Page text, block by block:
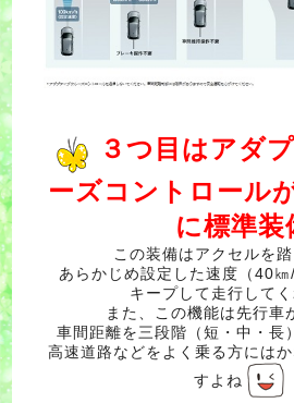
３つ目はアダ
ーズコントロール
に標準装
この装備はアクセルを
あらかじめ設定した速度（40
キープして走行してく
また、この機能は先行車
車間距離を三段階（短・中・長
高速道路などをよく乗る方には
すよね